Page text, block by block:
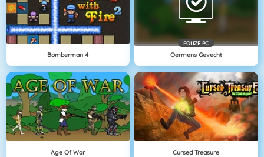
Bomberman 4
POUZE PC
Oermens Gevecht
Age Of War Cursed Treasure